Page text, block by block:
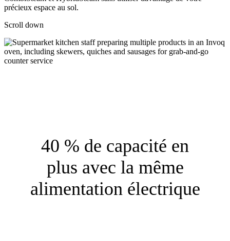
précieux espace au sol.
Scroll down
40 % de capacité en
plus avec la même
alimentation électrique